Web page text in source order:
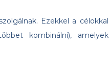
Ezekkel a célokkal
kombinálni), amelyek